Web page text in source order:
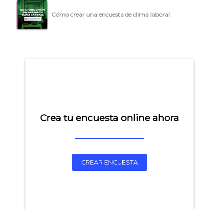
Cómo crear una encuesta de clima laboral
Crea tu encuesta online ahora
CREAR ENCUESTA